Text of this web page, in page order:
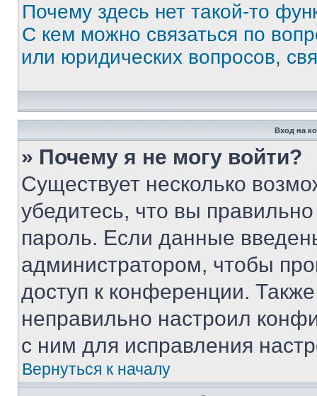
Почему здесь нет такой-то
С кем можно связаться по
или юридических вопросов,
Вход на
» Почему я не могу войти?
Существует несколько
убедитесь, что вы
пароль. Если данные
администратором, чтобы
доступ к конференции.
неправильно настроил
с ним для исправления
Вернуться к началу